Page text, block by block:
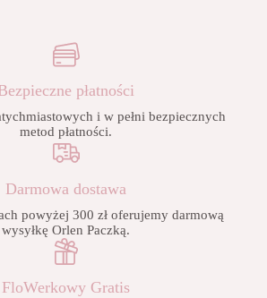
płatności
i w pełni bezpiecznych
metod płatności.
Darmowa dostawa
powyżej 300 zł oferujemy darmową
wysyłkę Orlen Paczką.
FloWerkowy Gratis